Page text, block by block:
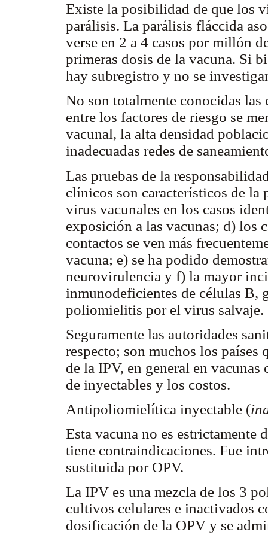
Existe la posibilidad de que los
parálisis. La parálisis fláccida
verse en 2 a 4 casos por millón
primeras dosis de la vacuna. Si
hay subregistro y no se
No son totalmente conocidas las
entre los factores de riesgo se
vacunal, la alta densidad
inadecuadas redes de
Las pruebas de la
clínicos son característicos de
virus vacunales en los casos
exposición a las vacunas; d) los
contactos se ven más
vacuna; e) se ha podido
neurovirulencia y f) la mayor
inmunodeficientes de células B,
poliomielitis por el virus salvaje.
Seguramente las autoridades
respecto; son muchos los
de la IPV, en general en
de inyectables y los costos.
Antipoliomielítica inyectable (
Esta vacuna no es
tiene contraindicaciones. Fue
sustituida por OPV.
La IPV es una mezcla de los 3
cultivos celulares e inactivados
dosificación de la OPV y se